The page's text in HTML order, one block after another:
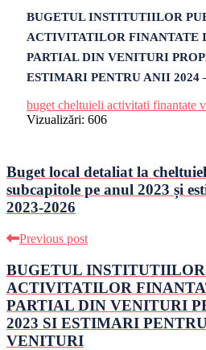
BUGETUL INSTITUTIILOR
ACTIVITATILOR FINANTATE
PARTIAL DIN VENITURI
ESTIMARI PENTRU ANII 2024
buget cheltuieli activitati finantate
Vizualizări: 606
Buget local detaliat la
subcapitole pe anul 2023 și
2023-2026
Previous post
BUGETUL
ACTIVITATILOR
PARTIAL DIN VENITURI
2023 SI ESTIMARI
VENITURI